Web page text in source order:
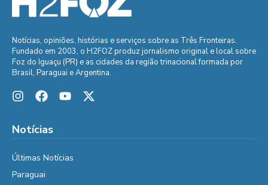
Notícias, opiniões, histórias e serviços sobre as Três Fronteiras.
Fundado em 2003, o H2FOZ produz jornalismo original e local sobre
Foz do Iguaçu (PR) e as cidades da região trinacional formada por
Brasil, Paraguai e Argentina.
Notícias
Últimas Notícias
Paraguai